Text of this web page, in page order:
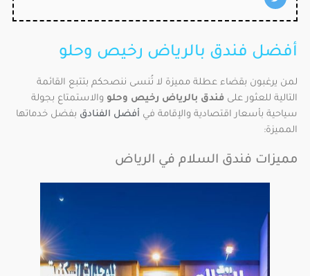
أفضل فندق بالرياض رخيص وحلو
لمن يرغبون بقضاء عطلة مميزة لا تُنسى ننصحكم بتتبع القائمة
التالية للعثور على فندق بالرياض رخيص وحلو والاستمتاع بجولة
سياحية بأسعار اقتصادية والإقامة في أفضل الفنادق بفضل خدماتها
المميزة:
مميزات فندق السلام في الرياض